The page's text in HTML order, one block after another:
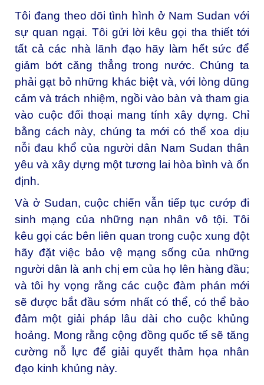
Tôi đang theo dõi tình hình ở Nam Sudan với
sự quan ngại. Tôi gửi lời kêu gọi tha thiết tới
tất cả các nhà lãnh đạo hãy làm hết sức để
giảm bớt căng thẳng trong nước. Chúng ta
phải gạt bỏ những khác biệt và, với lòng dũng
cảm và trách nhiệm, ngồi vào bàn và tham gia
vào cuộc đối thoại mang tính xây dựng. Chỉ
bằng cách này, chúng ta mới có thể xoa dịu
nỗi đau khổ của người dân Nam Sudan thân
yêu và xây dựng một tương lai hòa bình và ổn
định.
Và ở Sudan, cuộc chiến vẫn tiếp tục cướp đi
sinh mạng của những nạn nhân vô tội. Tôi
kêu gọi các bên liên quan trong cuộc xung đột
hãy đặt việc bảo vệ mạng sống của những
người dân là anh chị em của họ lên hàng đầu;
và tôi hy vọng rằng các cuộc đàm phán mới
sẽ được bắt đầu sớm nhất có thể, có thể bảo
đảm một giải pháp lâu dài cho cuộc khủng
hoảng. Mong rằng cộng đồng quốc tế sẽ tăng
cường nỗ lực để giải quyết thảm họa nhân
đạo kinh khủng này.